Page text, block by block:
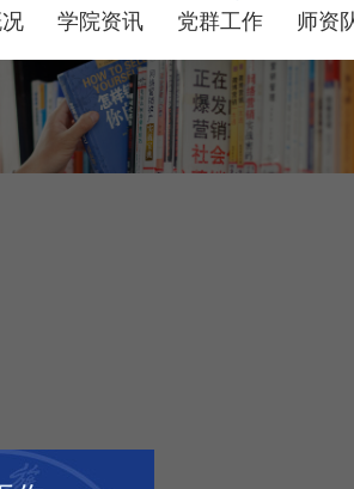
学院资讯 党群工作 师资